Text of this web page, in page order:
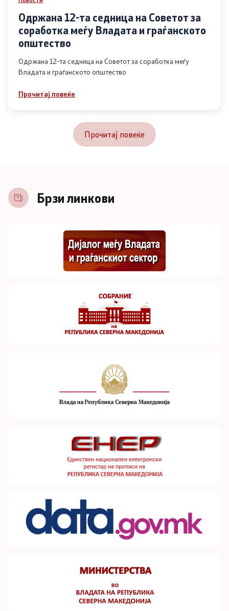
Одржана 12-та седница на Советот за
соработка меѓу Владата и граѓанското
општество
Одржана 12-та седница на Советот за соработка меѓу
Владата и граѓанското општество
Прочитај повеќе
Прочитај повеќе
Брзи линкови